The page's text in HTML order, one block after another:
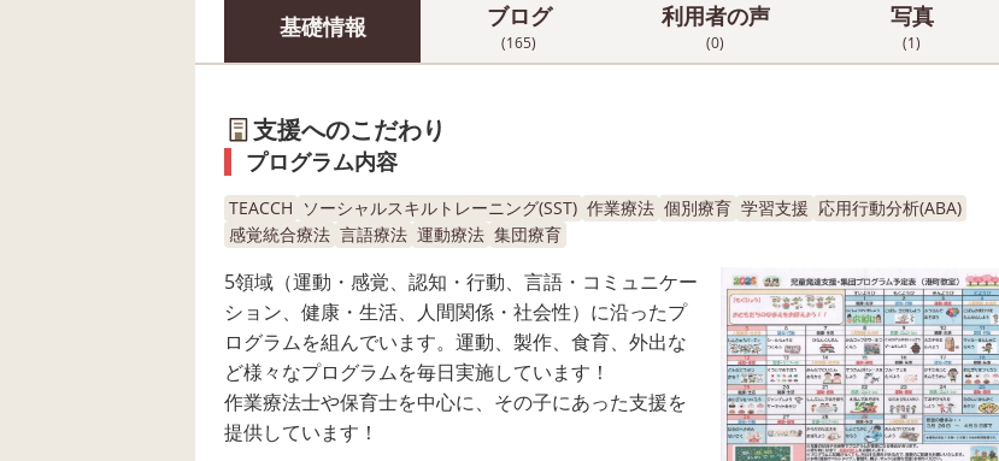
基礎情報 ブログ
(165)
利用者の声
(0)
写真
(1)
支援へのこだわり
プログラム内容
TEACCH ソーシャルスキルトレーニング(SST) 作業療法 個別療育 学習支援 応用行動分析(ABA)
感覚統合療法 言語療法 運動療法 集団療育
5領域（運動・感覚、認知・行動、言語・コミュニケー
ション、健康・生活、人間関係・社会性）に沿ったプ
ログラムを組んでいます。運動、製作、食育、外出な
ど様々なプログラムを毎日実施しています！
作業療法士や保育士を中心に、その子にあった支援を
提供しています！